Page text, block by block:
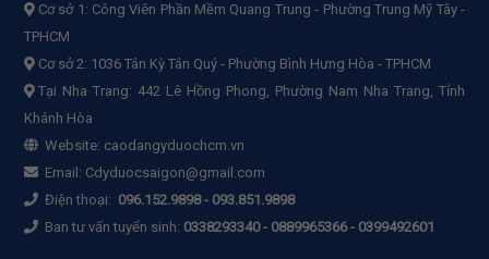
Cơ sở 1: Công Viên Phần Mềm Quang Trung - Phường Trung Mỹ Tây -
TPHCM
Cơ sở 2: 1036 Tân Kỳ Tân Quý - Phường Bình Hưng Hòa - TPHCM
Tại Nha Trang: 442 Lê Hồng Phong, Phường Nam Nha Trang, Tỉnh
Khánh Hòa
Website: caodangyduochcm.vn
Email: Cdyduocsaigon@gmail.com
Điện thoại: 096.152.9898- 093.851.9898
Ban tư vấn tuyển sinh: 0338293340 - 0889965366 - 0399492601